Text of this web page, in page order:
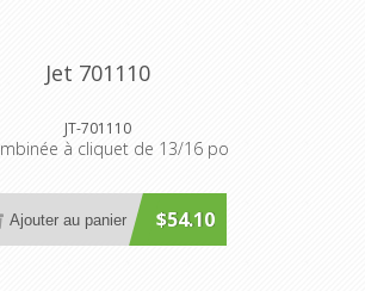
Jet 701110
JT-701110
à cliquet de 13/16 po
$54.10
Ajouter au panier